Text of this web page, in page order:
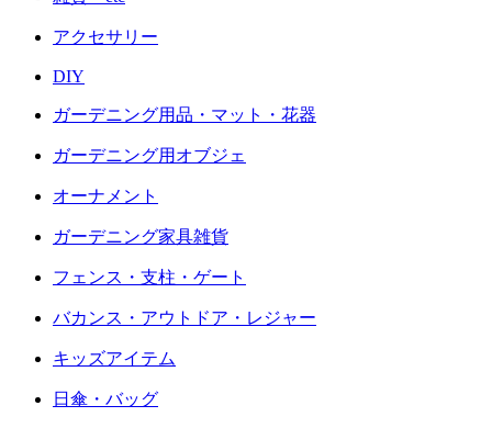
アクセサリー
DIY
ガーデニング用品・マット・花器
ガーデニング用オブジェ
オーナメント
ガーデニング家具雑貨
フェンス・支柱・ゲート
バカンス・アウトドア・レジャー
キッズアイテム
日傘・バッグ